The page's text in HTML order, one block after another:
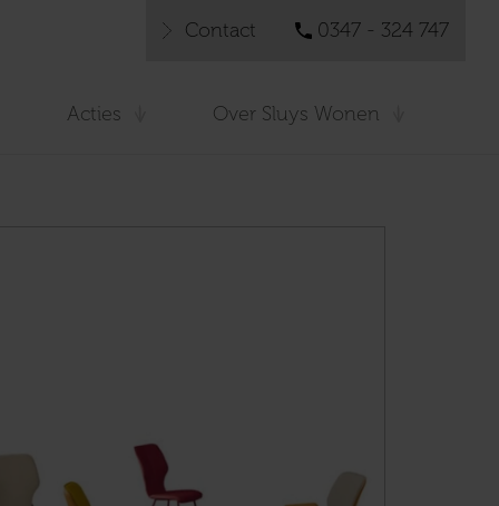
Contact 0347 - 324 747
Acties Over Sluys Wonen